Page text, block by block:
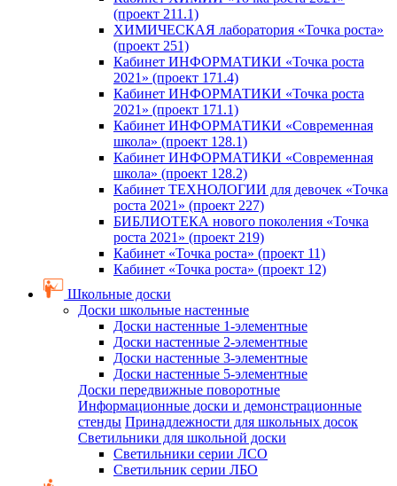
(проект 211.1)
ХИМИЧЕСКАЯ лаборатория «Точка роста»
(проект 251)
Кабинет ИНФОРМАТИКИ «Точка роста
2021» (проект 171.4)
Кабинет ИНФОРМАТИКИ «Точка роста
2021» (проект 171.1)
Кабинет ИНФОРМАТИКИ «Современная
школа» (проект 128.1)
Кабинет ИНФОРМАТИКИ «Современная
школа» (проект 128.2)
Кабинет ТЕХНОЛОГИИ для девочек «Точка
роста 2021» (проект 227)
БИБЛИОТЕКА нового поколения «Точка
роста 2021» (проект 219)
Кабинет «Точка роста» (проект 11)
Кабинет «Точка роста» (проект 12)
Школьные доски
Доски школьные настенные
Доски настенные 1-элементные
Доски настенные 2-элементные
Доски настенные 3-элементные
Доски настенные 5-элементные
Доски передвижные поворотные
Информационные доски и демонстрационные
стенды Принадлежности для школьных досок
Светильники для школьной доски
Светильники серии ЛСО
Светильник серии ЛБО